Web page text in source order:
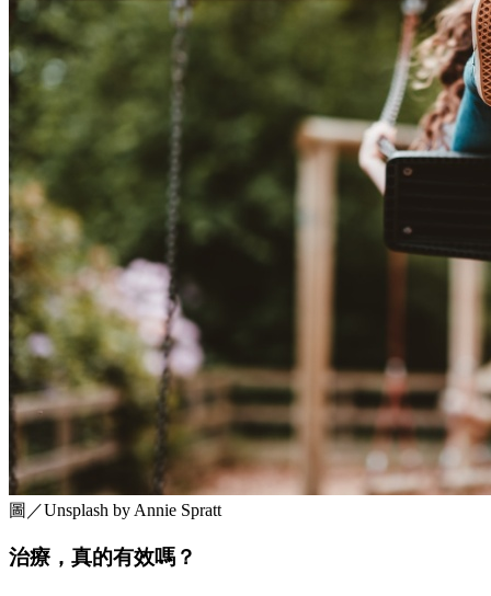
圖／Unsplash by Annie Spratt
治療，真的有效嗎？